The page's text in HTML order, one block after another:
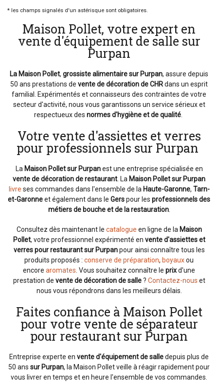
* les champs signalés d'un astérisque sont obligatoires.
Maison Pollet, votre expert en
vente d'équipement de salle sur
Purpan
La Maison Pollet, grossiste alimentairesur Purpan, assure depuis
50 ans prestations de vente de décoration de CHRdans un esprit
familial. Expérimentés et connaisseurs des contraintes de votre
secteur d'activité, nous vous garantissons un service sérieux et
respectueux des normes d'hygiène et de qualité
Votre vente d'assiettes et verres
pour professionnels sur Purpan
La Maison Pollet sur Purpanest une entreprise spécialisée en
vente de décoration de restaurant . La Maison Pollet sur Purpan
livre ses commandes dans l'ensemble de la Haute-Garonne, Tarn-
et-Garonneet également dans le Gerspour les professionnels des
métiers de bouche et de la restauration.
Consultez dès maintenant le catalogue en ligne de la Maison
Pollet, votre professionnel expérimenté en vente d'assiettes et
verres pour restaurant sur Purpanpour ainsi connaître tous les
produits proposés : conserve de préparation, boyauxou
encore aromates . Vous souhaitez connaître le prixd'une
prestation de vente de décoration de salle? Contactez-nous et
nous vous répondrons dans les meilleurs délais.
Faites confiance à Maison Pollet
pour votre vente de séparateur
pour restaurant sur Purpan
Entreprise experte en vente d'équipement de salledepuis plus de
50 ans sur Purpan, la Maison Pollet veille à réagir rapidement pour
vous livrer en temps et en heure l'ensemble de vos commandes.